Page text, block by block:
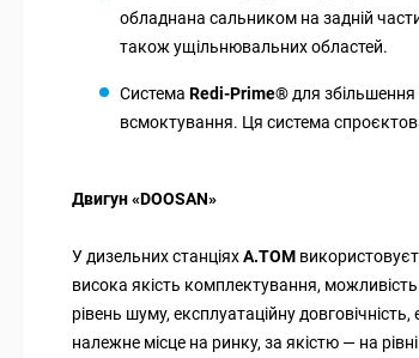
обладнана сальником на задній
також ущільнювальних областей.
Система Redi-Prime® для збільшення
всмоктування. Ця система
Двигун «DOOSAN»
У дизельних станціяхA.TOM
висока якість комплектування,
рівень шуму, експлуатаційну
належне місце на ринку, за якістю — на